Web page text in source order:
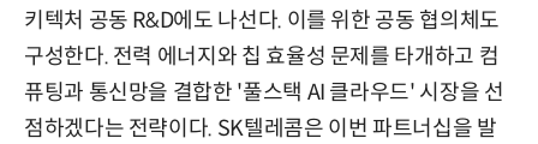
키텍처 공동 R&D에도 나선다. 이를 위한 공동 협의체도
구성한다. 전력 에너지와 칩 효율성 문제를 타개하고 컴
퓨팅과 통신망을 결합한 '풀스택 AI 클라우드' 시장을 선
점하겠다는 전략이다. SK텔레콤은 이번 파트너십을 발